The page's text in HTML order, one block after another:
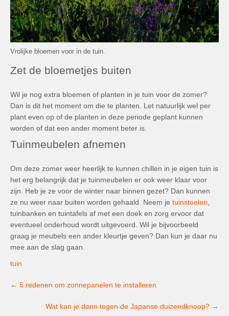
Vrolijke bloemen voor in de tuin.
Zet de bloemetjes buiten
Wil je nog extra bloemen of planten in je tuin voor de zomer?
Dan is dit het moment om die te planten. Let natuurlijk wel per
plant even op of de planten in deze periode geplant kunnen
worden of dat een ander moment beter is.
Tuinmeubelen afnemen
Om deze zomer weer heerlijk te kunnen chillen in je eigen tuin is
het erg belangrijk dat je tuinmeubelen er ook weer klaar voor
zijn. Heb je ze voor de winter naar binnen gezet? Dan kunnen
ze nu weer naar buiten worden gehaald. Neem je tuinstoelen
tuinbanken en tuintafels af met een doek en zorg ervoor dat
eventueel onderhoud wordt uitgevoerd. Wil je bijvoorbeeld
graag je meubels een ander kleurtje geven? Dan kun je daar nu
mee aan de slag gaan.
tuin
navigation
← 5 redenen om zonnepanelen te installeren
Wat kan je doen tegen de Japanse duizendknoop? →